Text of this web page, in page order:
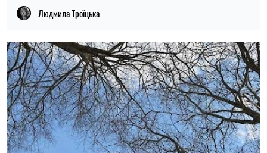
Людмила Троїцька